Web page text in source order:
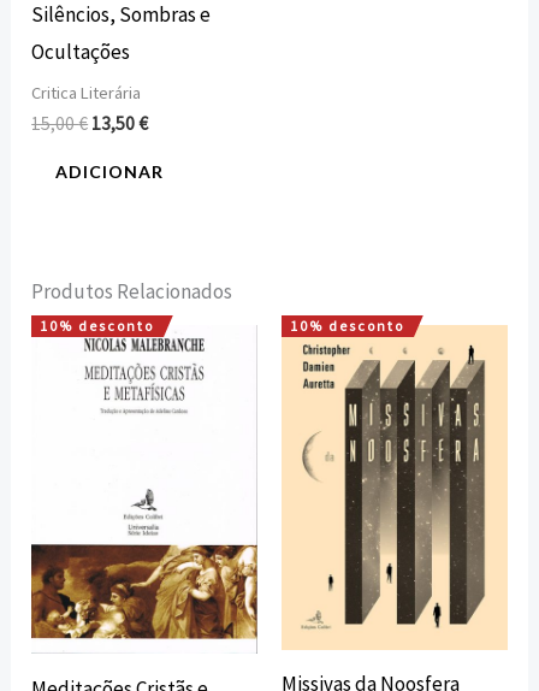
Silêncios, Sombras e
Ocultações
Critica Literária
15,00€ 13,50€
ADICIONAR
Produtos Relacionados
10% desconto
O
preço
original
era:
O
preço
atual
é:
10% desconto
Missivas da Noosfera
O
preço
original
era:
12,00 €.
O
preço
atual
é:
10,80 €.